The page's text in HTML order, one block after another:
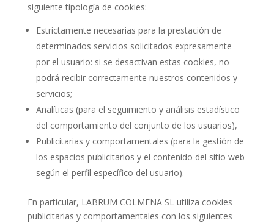
siguiente tipología de cookies:
Estrictamente necesarias para la prestación de
determinados servicios solicitados expresamente
por el usuario: si se desactivan estas cookies, no
podrá recibir correctamente nuestros contenidos y
servicios;
Analíticas (para el seguimiento y análisis estadístico
del comportamiento del conjunto de los usuarios),
Publicitarias y comportamentales (para la gestión de
los espacios publicitarios y el contenido del sitio web
según el perfil específico del usuario).
En particular, LABRUM COLMENA SL utiliza cookies
publicitarias y comportamentales con los siguientes